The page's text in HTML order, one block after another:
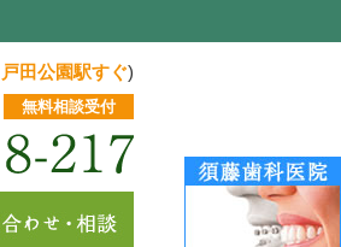
戸田公園駅すぐ)
無料相談受付